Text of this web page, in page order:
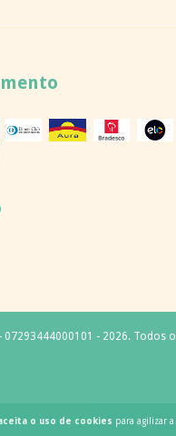
o uso de cookies para agilizar a
07293444000101 - 2026. Todos